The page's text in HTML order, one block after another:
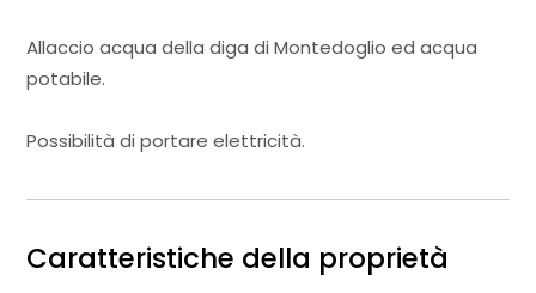
Allaccio acqua della diga di Montedoglio ed acqua
potabile.
Possibilità di portare elettricità.
Caratteristiche della proprietà